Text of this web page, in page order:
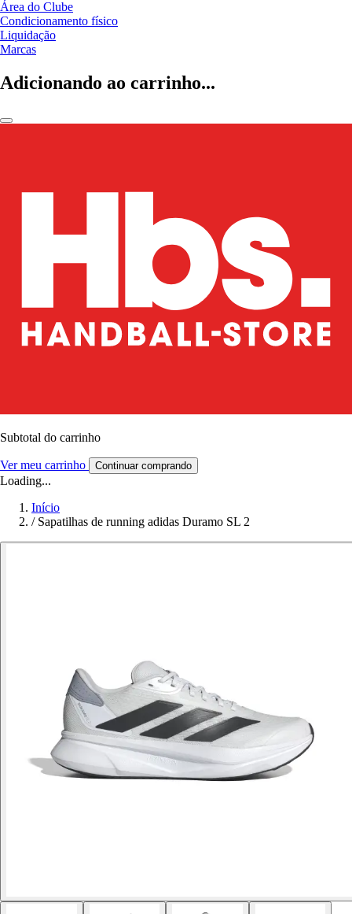
Área do Clube
Condicionamento físico
Liquidação
Marcas
Adicionando ao carrinho...
Subtotal do carrinho
Ver meu carrinho Continuar comprando
Loading...
Início
/ Sapatilhas de running adidas Duramo SL 2